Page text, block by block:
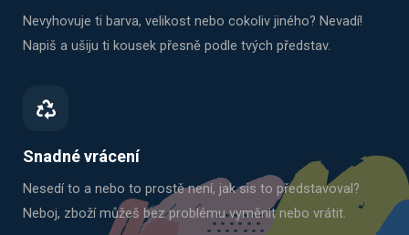
Nevyhovuje ti barva, velikost nebo cokoliv jiného? Nevadí!
Napiš a ušiju ti kousek přesně podle tvých představ.
Snadné vrácení
Nesedí to a nebo to prostě není, jak sis to představoval?
Neboj, zboží můžeš bez problému vyměnit nebo vrátit.